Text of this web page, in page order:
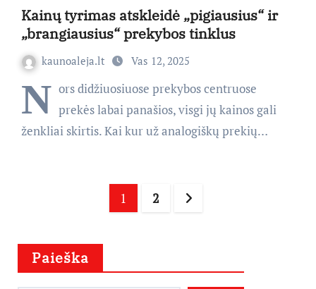
Kainų tyrimas atskleidė „pigiausius“ ir
„brangiausius“ prekybos tinklus
kaunoaleja.lt Vas 12, 2025
N ors didžiuosiuose prekybos centruose
prekės labai panašios, visgi jų kainos gali
ženkliai skirtis. Kai kur už analogiškų prekių…
1 2
Paieška